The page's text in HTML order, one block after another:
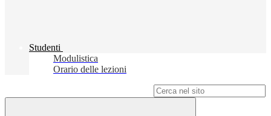
Studenti
Modulistica
Orario delle lezioni